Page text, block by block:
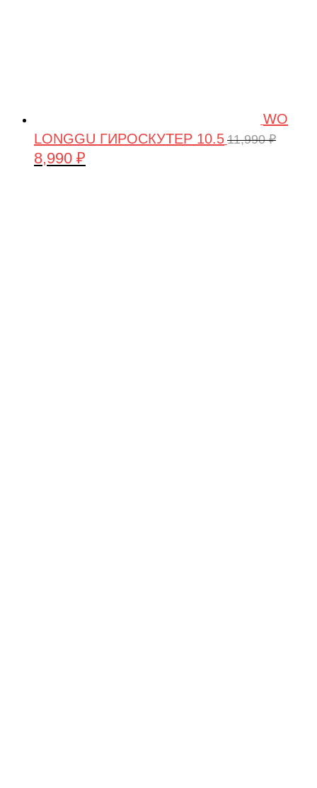
WO
LONGGU ГИРОСКУТЕР 10.5 11,990₽
Первоначальная
8,990 ₽